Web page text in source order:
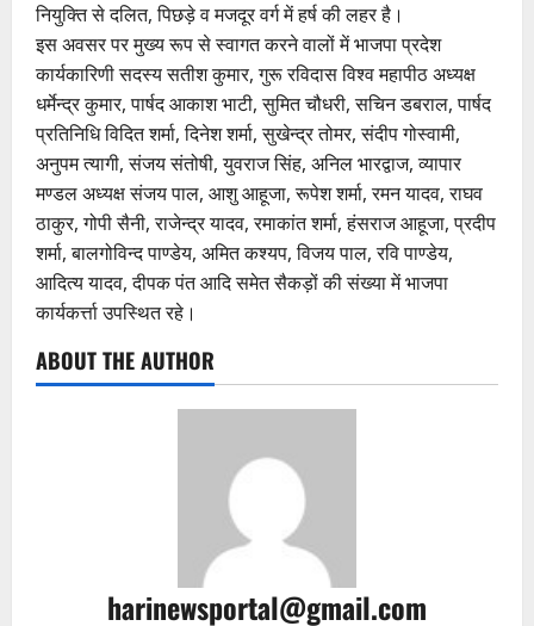
नियुक्ति से दलित, पिछड़े व मजदूर वर्ग में हर्ष की लहर है।
इस अवसर पर मुख्य रूप से स्वागत करने वालों में भाजपा प्रदेश
कार्यकारिणी सदस्य सतीश कुमार, गुरू रविदास विश्व महापीठ अध्यक्ष
धर्मेन्द्र कुमार, पार्षद आकाश भाटी, सुमित चौधरी, सचिन डबराल, पार्षद
प्रतिनिधि विदित शर्मा, दिनेश शर्मा, सुखेन्द्र तोमर, संदीप गोस्वामी,
अनुपम त्यागी, संजय संतोषी, युवराज सिंह, अनिल भारद्वाज, व्यापार
मण्डल अध्यक्ष संजय पाल, आशु आहूजा, रूपेश शर्मा, रमन यादव, राघव
ठाकुर, गोपी सैनी, राजेन्द्र यादव, रमाकांत शर्मा, हंसराज आहूजा, प्रदीप
शर्मा, बालगोविन्द पाण्डेय, अमित कश्यप, विजय पाल, रवि पाण्डेय,
आदित्य यादव, दीपक पंत आदि समेत सैकड़ों की संख्या में भाजपा
कार्यकर्त्ता उपस्थित रहे।
ABOUT THE AUTHOR
harinewsportal@gmail.com